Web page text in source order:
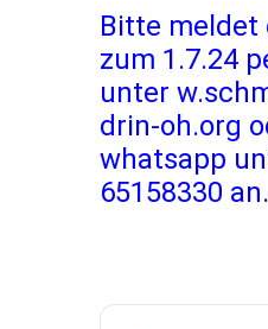
Bitte meldet
zum 1.7.24
unter
drin-oh.org
whatsapp
65158330 an.